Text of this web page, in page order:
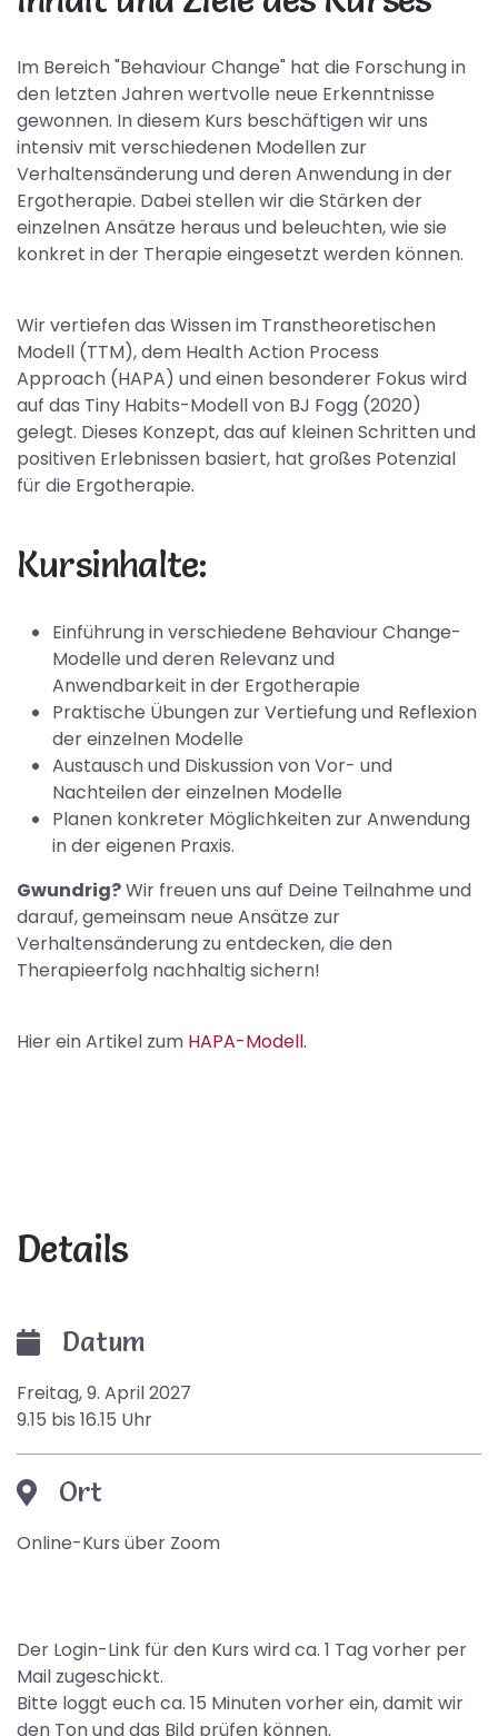
Im Bereich "Behaviour Change" hat die Forschung in
den letzten Jahren wertvolle neue Erkenntnisse
gewonnen. In diesem Kurs beschäftigen wir uns
intensiv mit verschiedenen Modellen zur
Verhaltensänderung und deren Anwendung in der
Ergotherapie. Dabei stellen wir die Stärken der
einzelnen Ansätze heraus und beleuchten, wie sie
konkret in der Therapie eingesetzt werden können.
Wir vertiefen das Wissen im Transtheoretischen
Modell (TTM), dem Health Action Process
Approach (HAPA) und einen besonderer Fokus wird
auf das Tiny Habits-Modell von BJ Fogg (2020)
gelegt. Dieses Konzept, das auf kleinen Schritten und
positiven Erlebnissen basiert, hat großes Potenzial
für die Ergotherapie.
Kursinhalte:
Einführung in verschiedene Behaviour Change-
Modelle und deren Relevanz und
Anwendbarkeit in der Ergotherapie
Praktische Übungen zur Vertiefung und Reflexion
der einzelnen Modelle
Austausch und Diskussion von Vor- und
Nachteilen der einzelnen Modelle
Planen konkreter Möglichkeiten zur Anwendung
in der eigenen Praxis.
Gwundrig?Wir freuen uns auf Deine Teilnahme und
darauf, gemeinsam neue Ansätze zur
Verhaltensänderung zu entdecken, die den
Therapieerfolg nachhaltig sichern!
Hier ein Artikel zum HAPA-Modell.
Details
Datum
Freitag, 9. April 2027
9.15 bis 16.15 Uhr
Ort
Online-Kurs über Zoom
Der Login-Link für den Kurs wird ca. 1 Tag vorher per
Mail zugeschickt.
Bitte loggt euch ca. 15 Minuten vorher ein, damit wir
den Ton und das Bild prüfen können.